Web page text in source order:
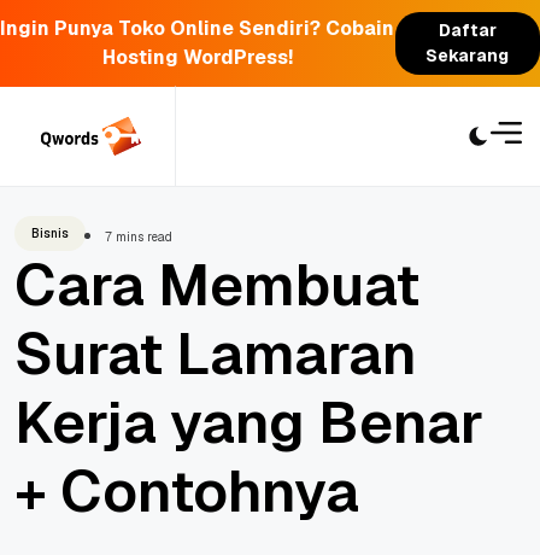
Ingin Punya Toko Online Sendiri? Cobain
Hosting WordPress!
Daftar
Sekarang
Bisnis 7 mins read
Cara Membuat
Surat Lamaran
Kerja yang Benar
+ Contohnya